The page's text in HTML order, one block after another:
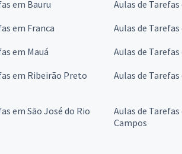
em Bauru Aulas de
em Franca
Aulas de
em Mauá
Aulas de
em Ribeirão Preto
Aulas de
em São José do Rio
Aulas de
Campos